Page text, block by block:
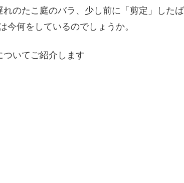
のたこ庭のバラ、少し前に「剪定」した
今何をしているのでしょうか。
いてご紹介します